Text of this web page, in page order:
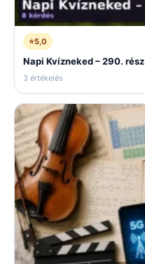
⭐5,0
Napi Kvízneked – 290. rész
3 értékelés